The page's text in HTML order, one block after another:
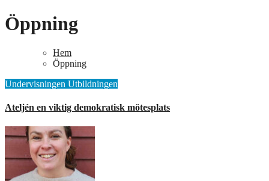
Öppning
Hem
Öppning
Undervisningen Utbildningen
Ateljén en viktig demokratisk mötesplats